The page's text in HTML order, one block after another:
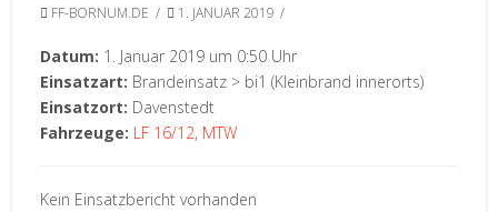
FF-BORNUM.DE 1. JANUAR 2019
Datum: 1. Januar 2019 um 0:50 Uhr
Einsatzart: Brandeinsatz > bi1 (Kleinbrand innerorts)
Einsatzort: Davenstedt
Fahrzeuge: LF 16/12, MTW
Kein Einsatzbericht vorhanden